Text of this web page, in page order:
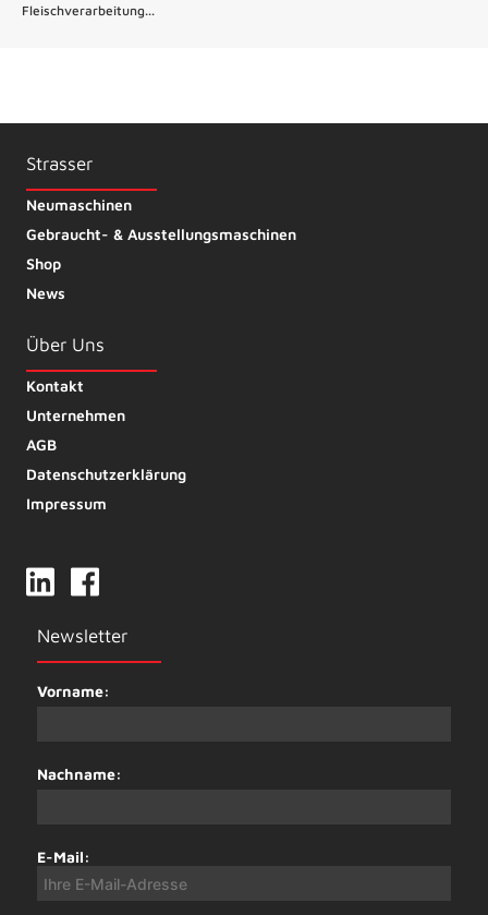
Fleischverarbeitung...
Strasser
Neumaschinen
Gebraucht- & Ausstellungsmaschinen
Shop
News
Über Uns
Kontakt
Unternehmen
AGB
Datenschutzerklärung
Impressum
Newsletter
Vorname:
Nachname:
E-Mail: